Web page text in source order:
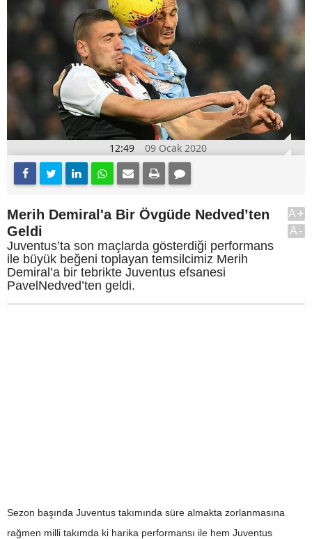
12:49 09 Ocak 2020
Merih Demiral'a Bir Övgüde Nedved’ten
Geldi
Juventus’ta son maçlarda gösterdiği performans
ile büyük beğeni toplayan temsilcimiz Merih
Demiral’a bir tebrikte Juventus efsanesi
PavelNedved’ten geldi.
A+
A-
Sezon başında Juventus takımında süre almakta zorlanmasına
rağmen milli takımda ki harika performansı ile hem Juventus